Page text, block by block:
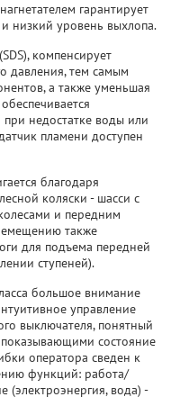
гарантирует
низкий уровень выхлопа.
компенсирует
давления, тем самым
а также уменьшая
недостатке воды или
пламени доступен
благодаря
коляски - шасси с
и передним
также
для подъема передней
ступеней).
большое внимание
управление
выключателя, понятный
состояние
оператора сведен к
функций: работа/
(электроэнергия, вода) -